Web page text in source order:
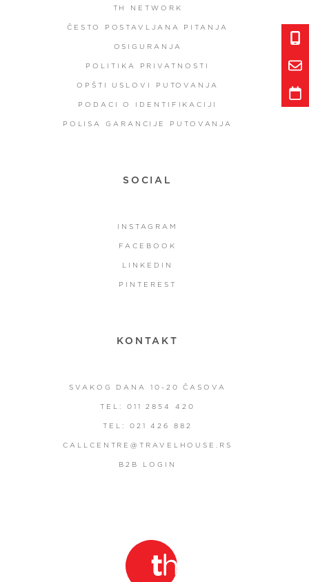
TH NETWORK
ČESTO POSTAVLJANA PITANJA
OSIGURANJA
POLITIKA PRIVATNOSTI
OPŠTI USLOVI PUTOVANJA
PODACI O IDENTIFIKACIJI
POLISA GARANCIJE PUTOVANJA
SOCIAL
INSTAGRAM
FACEBOOK
LINKEDIN
PINTEREST
KONTAKT
SVAKOG DANA 10-20 ČASOVA
TEL: 011 2854 420
TEL: 021 426 882
CALLCENTRE@TRAVELHOUSE.RS
B2B LOGIN